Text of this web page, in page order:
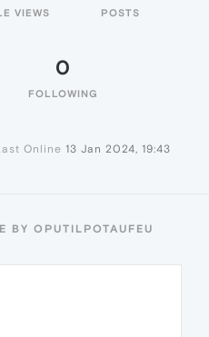
VIEWS POSTS
0
FOLLOWING
Online 13 Jan 2024, 19:43
BY OPUTILPOTAUFEU